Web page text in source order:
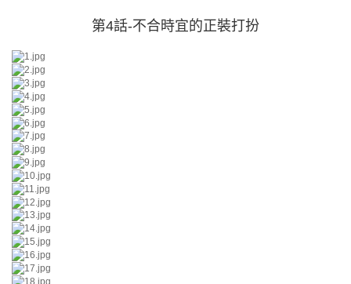
第4話-不合時宜的正裝打扮